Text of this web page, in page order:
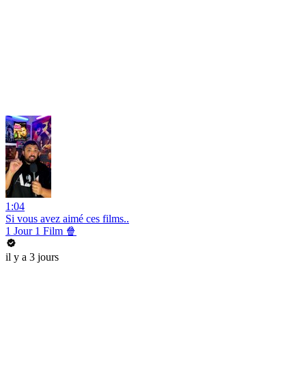
1:04
Si vous avez aimé ces films..
1 Jour 1 Film 🍿
il y a 3 jours